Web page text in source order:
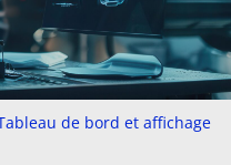
de bord et affichage